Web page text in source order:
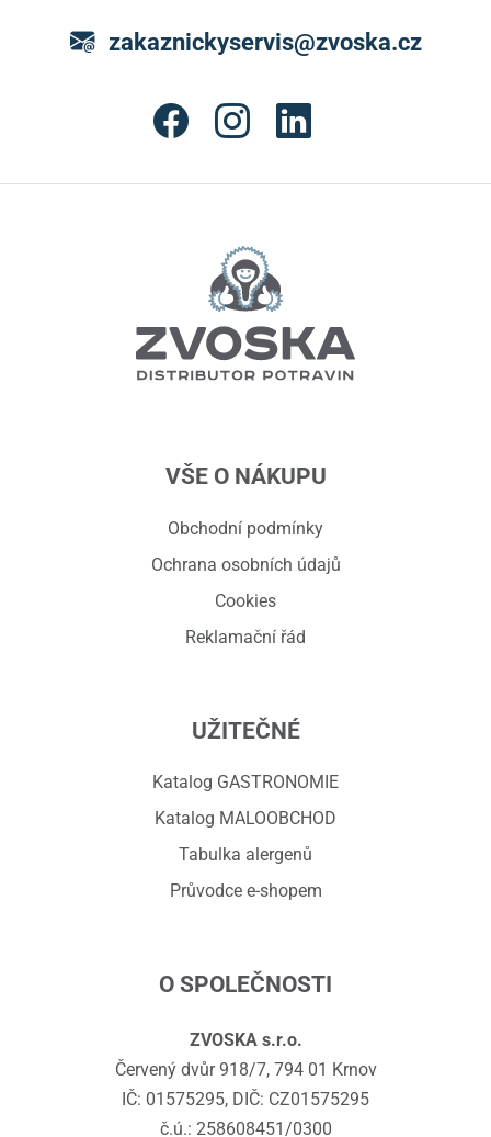
zakaznickyservis@zvoska.cz
VŠE O NÁKUPU
Obchodní podmínky
Ochrana osobních údajů
Cookies
Reklamační řád
UŽITEČNÉ
Katalog GASTRONOMIE
Katalog MALOOBCHOD
Tabulka alergenů
Průvodce e-shopem
O SPOLEČNOSTI
ZVOSKA s.r.o.
Červený dvůr 918/7, 794 01 Krnov
IČ: 01575295, DIČ: CZ01575295
č.ú.: 258608451/0300